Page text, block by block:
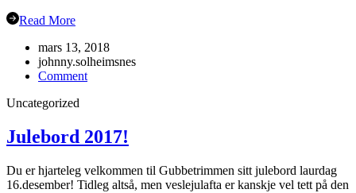
Read More
mars 13, 2018
johnny.solheimsnes
Commenton
Uncategorized
Julebord 2017!
Du er hjarteleg velkommen til Gubbetrimmen sitt julebord laurdag
16.desember! Tidleg altså, men veslejulafta er kanskje vel tett på den